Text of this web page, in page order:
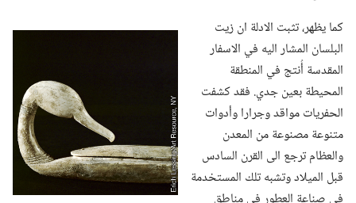
كما يظهر،‏ تثبت الادلة ان زيت
البلسان المشار اليه في الاسفار
المقدسة أُنتج في المنطقة
المحيطة بعين جدي.‏ فقد كشفت
الحفريات مواقد وجرارا وأدوات
متنوعة مصنوعة من المعدن
والعظام ترجع الى القرن السادس
قبل الميلاد وتشبه تلك المستخدمة